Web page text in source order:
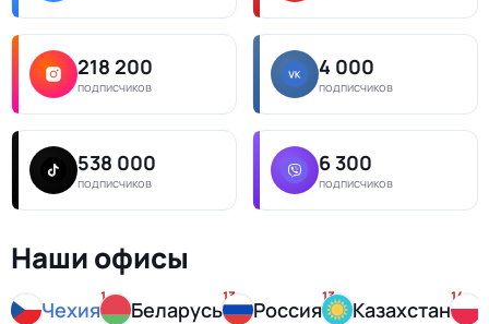
218 200
подписчиков
4 000
подписчиков
538 000
подписчиков
6 300
подписчиков
Наши офисы
Чехия
1
Беларусь
13
Россия
13
Казахстан
14